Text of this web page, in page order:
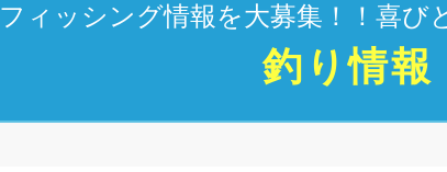
ィッシング情報を大募集！！喜び
釣り情報